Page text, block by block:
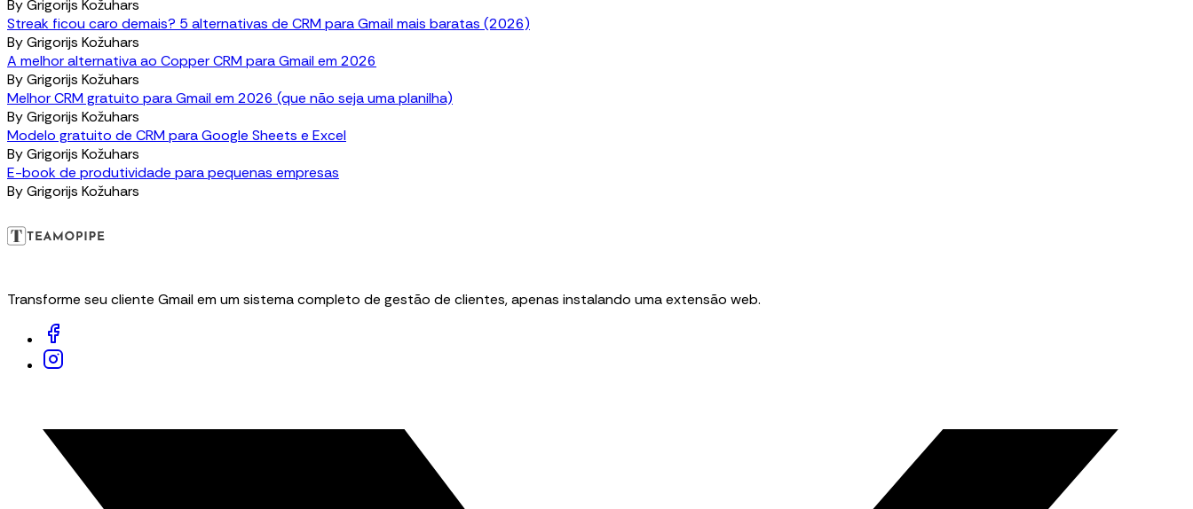
ByGrigorijs Kožuhars
Streak ficou caro demais? 5 alternativas de CRM para Gmail mais baratas (2026)
ByGrigorijs Kožuhars
A melhor alternativa ao Copper CRM para Gmail em 2026
ByGrigorijs Kožuhars
Melhor CRM gratuito para Gmail em 2026 (que não seja uma planilha)
ByGrigorijs Kožuhars
Modelo gratuito de CRM para Google Sheets e Excel
ByGrigorijs Kožuhars
E-book de produtividade para pequenas empresas
ByGrigorijs Kožuhars
Transforme seu cliente Gmail em um sistema completo de gestão de clientes, apenas instalando uma extensão web.